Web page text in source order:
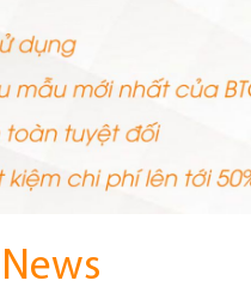
News